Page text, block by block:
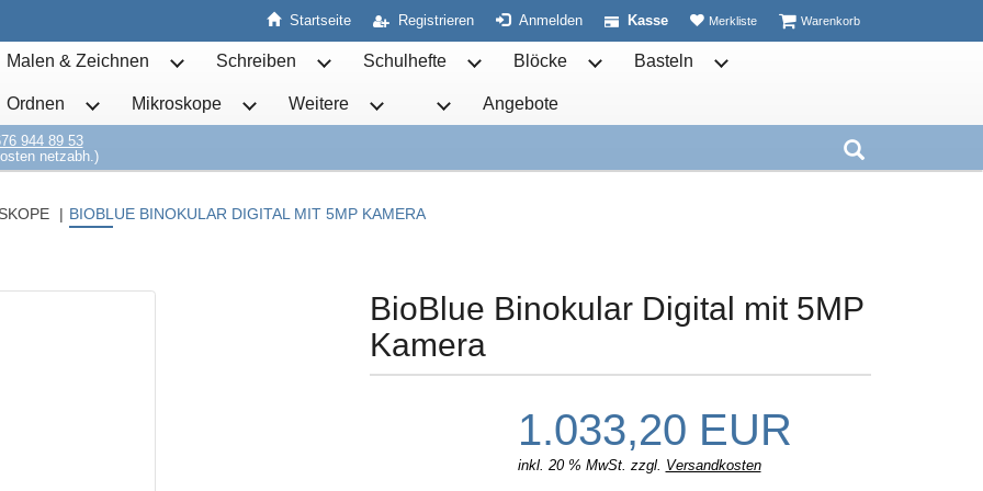
Startseite Registrieren Anmelden Kasse Merklisteist leer Warenkorbist leer
Malen & Zeichnen Untermenü von Malen & Zeichnen öffnen
Schreiben Untermenü von Schreiben öffnen
Schulhefte Untermenü von Schulhefte öffnen
Blöcke Untermenü von Blöcke öffnen
Basteln Untermenü von Basteln öffnen
Ordnen Untermenü von Ordnen öffnen
Mikroskope Untermenü von Mikroskope öffnen
Weitere Untermenü von Weitere öffnen
Angebote
944 89 53
netzabh.)
Suche
BIOBLUE BINOKULAR DIGITAL MIT 5MP KAMERA
BioBlue Binokular Digital mit 5MP
Kamera
1.033,20 EUR
inkl. 20 % MwSt. zzgl. Versandkosten